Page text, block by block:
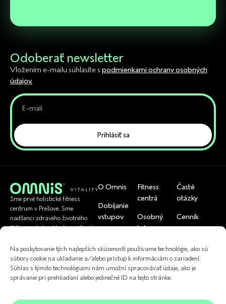
Na poskytovanie tých najlepších skúseností používame technológie, ako sú
súbory cookie na ukladanie a/alebo prístup k informáciám o zariadení.
Súhlas s týmito technológiami nám umožní spracovávať údaje, ako je
správanie pri prehliadaní alebo jedinečné ID na tejto stránke.
Odoberať newsletter
Vložením e-mailu súhlasíte s podmienkami ochrany osobných
údajov.
Prihlásiť sa
Sme prvé holistické fitness
centrum v Prešove. Sme
nadšenci zdravého životného
štýlu a pohybu, ktorí pomáhajú
U nás si viete
uplatniť
O Omnis
Dobíjanie
vstupov
skupinoviek
Kontakt
Fitness
centrá
Osobný
tréner
Cvičenia
Fyzioterapia
Časté
otázky
Cenník
Referencie